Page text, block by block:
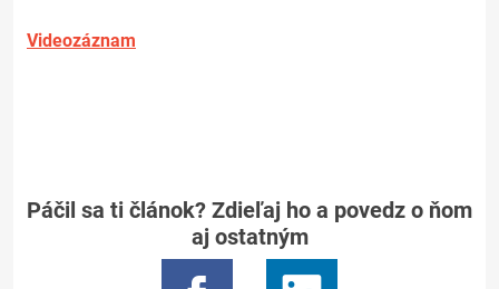
Videozáznam
Páčil sa ti článok? Zdieľaj ho a povedz o ňom
aj ostatným